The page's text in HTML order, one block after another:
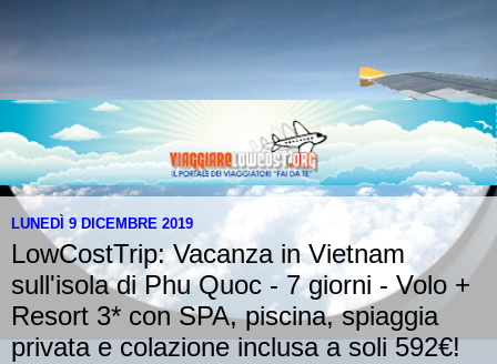
LUNEDÌ 9 DICEMBRE 2019
LowCostTrip: Vacanza in Vietnam
sull'isola di Phu Quoc - 7 giorni - Volo +
Resort 3* con SPA, piscina, spiaggia
privata e colazione inclusa a soli 592€!